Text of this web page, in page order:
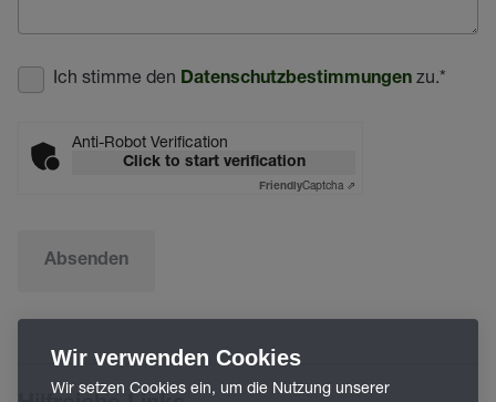
Ich stimme den Datenschutzbestimmungen zu.*
Anti-Robot Verification
Click to start verification
FriendlyCaptcha ⇗
Absenden
Wir verwenden Cookies
Wir setzen Cookies ein, um die Nutzung unserer